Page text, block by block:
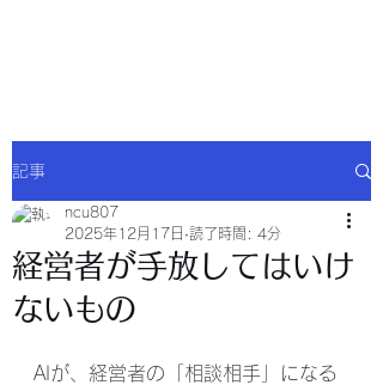
記事
経営者が手放してはいけ
ないもの
ncu807
2025年12月17日 読了時間: 4分
AIが、経営者の「相談相手」になる